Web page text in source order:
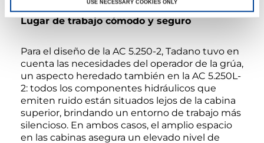
USE NECESSARY COOKIES ONLY
Lugar de trabajo cómodo y seguro
Para el diseño de la AC 5.250-2, Tadano tuvo en
cuenta las necesidades del operador de la grúa,
un aspecto heredado también en la AC 5.250L-
2: todos los componentes hidráulicos que
emiten ruido están situados lejos de la cabina
superior, brindando un entorno de trabajo más
silencioso. En ambos casos, el amplio espacio
en las cabinas asegura un elevado nivel de